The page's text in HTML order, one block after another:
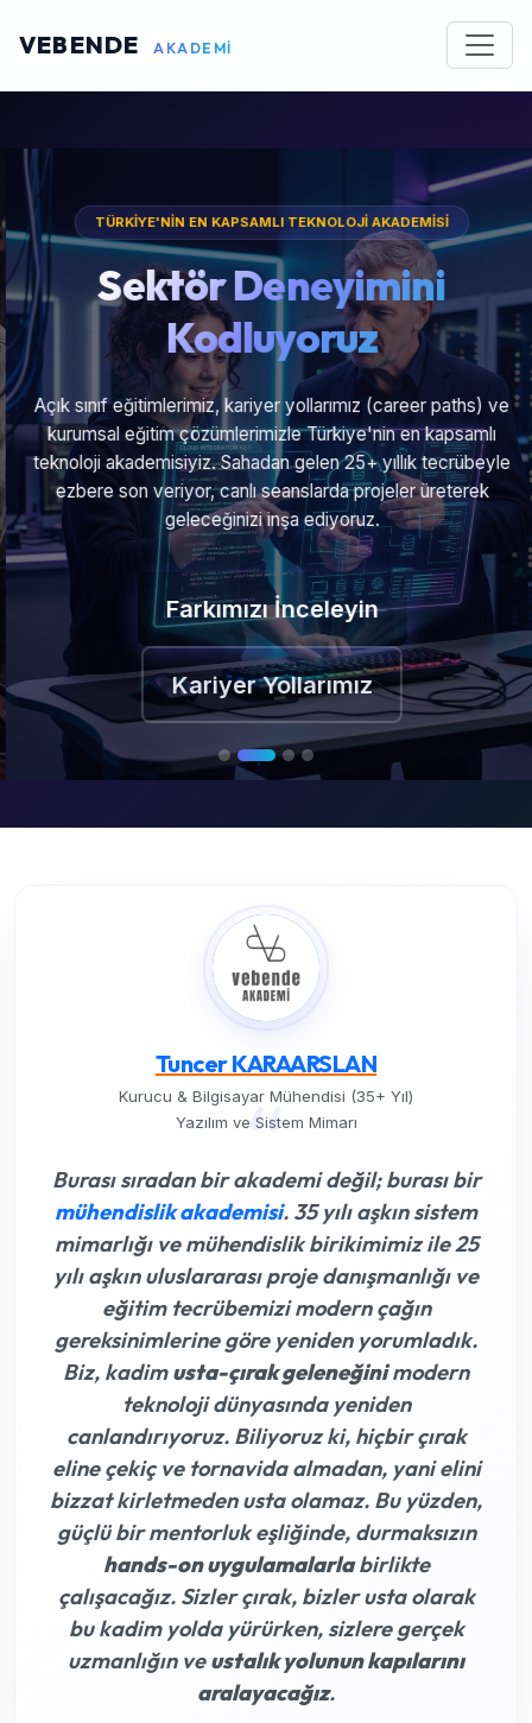
VEBENDE AKADEMİ
TÜRKİYE'NİN EN KAPSAMLI TEKNOLOJİ AKADEMİSİ
Sektör Deneyimini
Kodluyoruz
Açık sınıf eğitimlerimiz, kariyer yollarımız (career paths) ve
kurumsal eğitim çözümlerimizle Türkiye'nin en kapsamlı
teknoloji akademisiyiz. Sahadan gelen 25+ yıllık tecrübeyle
ezbere son veriyor, canlı seanslarda projeler üreterek
geleceğinizi inşa ediyoruz.
Farkımızı İnceleyin
Kariyer Yollarımız
Tuncer KARAARSLAN
Kurucu & Bilgisayar Mühendisi (35+ Yıl)
Yazılım ve Sistem Mimarı
“
Burası sıradan bir akademi değil; burası bir
mühendislik akademisi. 35 yılı aşkın sistem
mimarlığı ve mühendislik birikimimiz ile 25
yılı aşkın uluslararası proje danışmanlığı ve
eğitim tecrübemizi modern çağın
gereksinimlerine göre yeniden yorumladık.
Biz, kadimusta-çırak geleneğinimodern
teknoloji dünyasında yeniden
canlandırıyoruz. Biliyoruz ki, hiçbir çırak
eline çekiç ve tornavida almadan, yani elini
bizzat kirletmeden usta olamaz. Bu yüzden,
güçlü bir mentorluk eşliğinde, durmaksızın
hands-on uygulamalarlabirlikte
çalışacağız. Sizler çırak, bizler usta olarak
bu kadim yolda yürürken, sizlere gerçek
uzmanlığın veustalık yolunun kapılarını
aralayacağız.